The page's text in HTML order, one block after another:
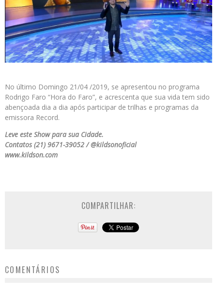
No último Domingo 21/04 /2019, se apresentou no programa
Rodrigo Faro “Hora do Faro”, e acrescenta que sua vida tem sido
abençoada dia a dia após participar de trilhas e programas da
emissora Record.
Leve este Show para sua Cidade.
Contatos (21) 9671-39052 / @kildsonoficial
www.kildson.com
COMPARTILHAR:
COMENTÁRIOS